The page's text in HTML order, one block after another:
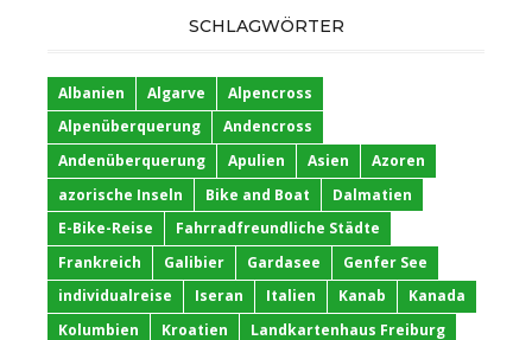
SCHLAGWÖRTER
Albanien Algarve
Alpencross
Alpenüberquerung
Andencross
Andenüberquerung
Apulien Asien
Azoren
azorische Inseln
Bike and Boat
Dalmatien
E-Bike-Reise
Fahrradfreundliche Städte
Frankreich
Galibier Gardasee
Genfer See
individualreise
Iseran Italien Kanab
Kanada
Kolumbien
Kroatien
Landkartenhaus Freiburg